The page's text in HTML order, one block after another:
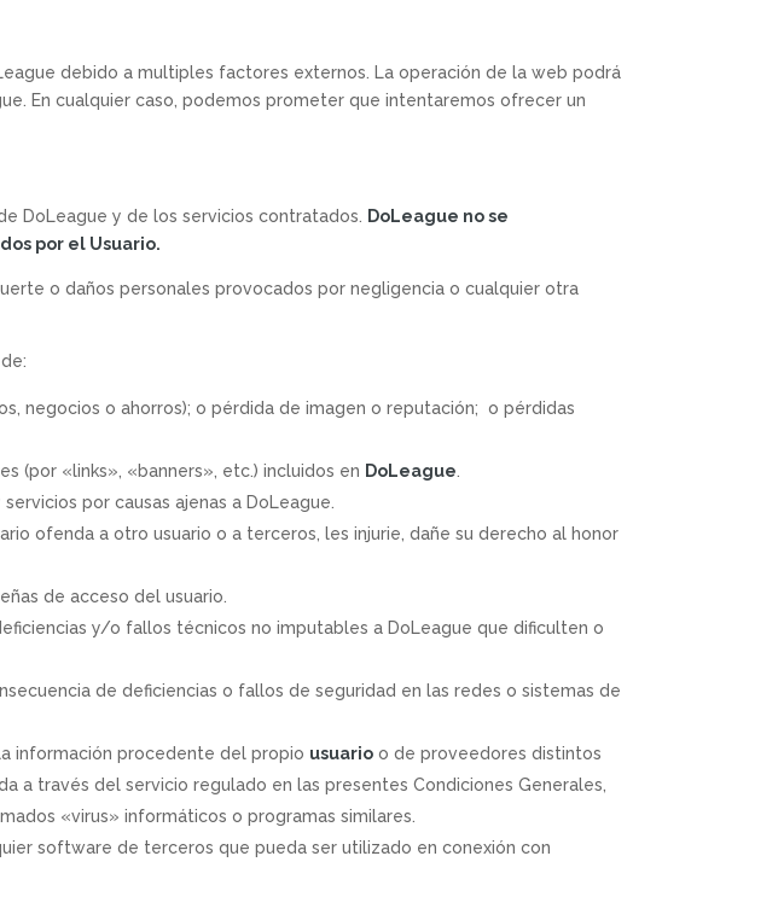
debido a multiples factores externos. La operación de la web podrá
En cualquier caso, podemos prometer que intentaremos ofrecer un
DoLeague y de los servicios contratados. DoLeague no se
por el Usuario.
o daños personales provocados por negligencia o cualquier otra
negocios o ahorros); o pérdida de imagen o reputación; o pérdidas
(por «links», «banners», etc.) incluidos en DoLeague
por causas ajenas a DoLeague.
ofenda a otro usuario o a terceros, les injurie, dañe su derecho al honor
de acceso del usuario.
y/o fallos técnicos no imputables a DoLeague que dificulten o
de deficiencias o fallos de seguridad en las redes o sistemas de
información procedente del propio usuario o de proveedores distintos
a través del servicio regulado en las presentes Condiciones Generales,
«virus» informáticos o programas similares.
software de terceros que pueda ser utilizado en conexión con